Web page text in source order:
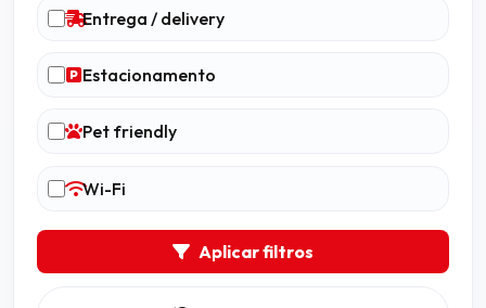
Entrega / delivery
Estacionamento
Pet friendly
Wi-Fi
Aplicar filtros